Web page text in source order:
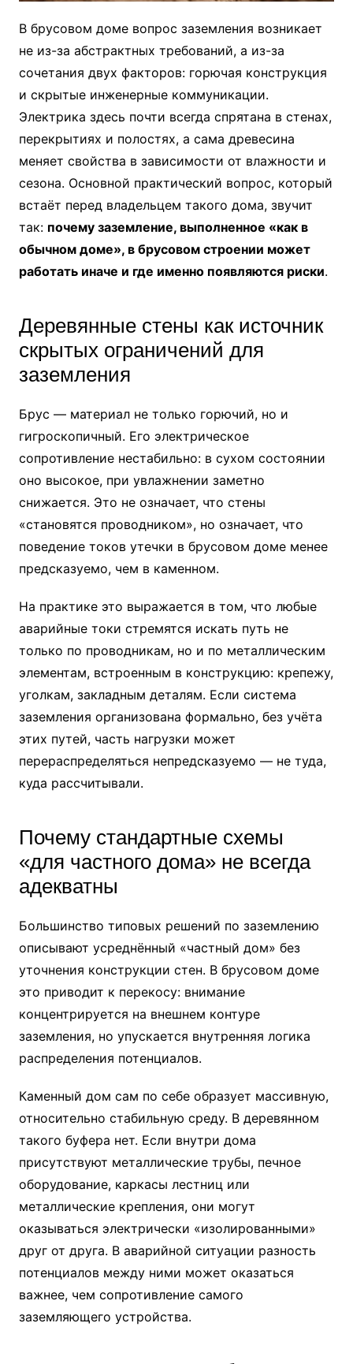
В брусовом доме вопрос заземления возникает
не из-за абстрактных требований, а из-за
сочетания двух факторов: горючая конструкция
и скрытые инженерные коммуникации.
Электрика здесь почти всегда спрятана в стенах,
перекрытиях и полостях, а сама древесина
меняет свойства в зависимости от влажности и
сезона. Основной практический вопрос, который
встаёт перед владельцем такого дома, звучит
так: почему заземление, выполненное «как в
обычном доме», в брусовом строении может
работать иначе и где именно появляются риски.
Деревянные стены как источник
скрытых ограничений для
заземления
Брус — материал не только горючий, но и
гигроскопичный. Его электрическое
сопротивление нестабильно: в сухом состоянии
оно высокое, при увлажнении заметно
снижается. Это не означает, что стены
«становятся проводником», но означает, что
поведение токов утечки в брусовом доме менее
предсказуемо, чем в каменном.
На практике это выражается в том, что любые
аварийные токи стремятся искать путь не
только по проводникам, но и по металлическим
элементам, встроенным в конструкцию: крепежу,
уголкам, закладным деталям. Если система
заземления организована формально, без учёта
этих путей, часть нагрузки может
перераспределяться непредсказуемо — не туда,
куда рассчитывали.
Почему стандартные схемы
«для частного дома» не всегда
адекватны
Большинство типовых решений по заземлению
описывают усреднённый «частный дом» без
уточнения конструкции стен. В брусовом доме
это приводит к перекосу: внимание
концентрируется на внешнем контуре
заземления, но упускается внутренняя логика
распределения потенциалов.
Каменный дом сам по себе образует массивную,
относительно стабильную среду. В деревянном
такого буфера нет. Если внутри дома
присутствуют металлические трубы, печное
оборудование, каркасы лестниц или
металлические крепления, они могут
оказываться электрически «изолированными»
друг от друга. В аварийной ситуации разность
потенциалов между ними может оказаться
важнее, чем сопротивление самого
заземляющего устройства.